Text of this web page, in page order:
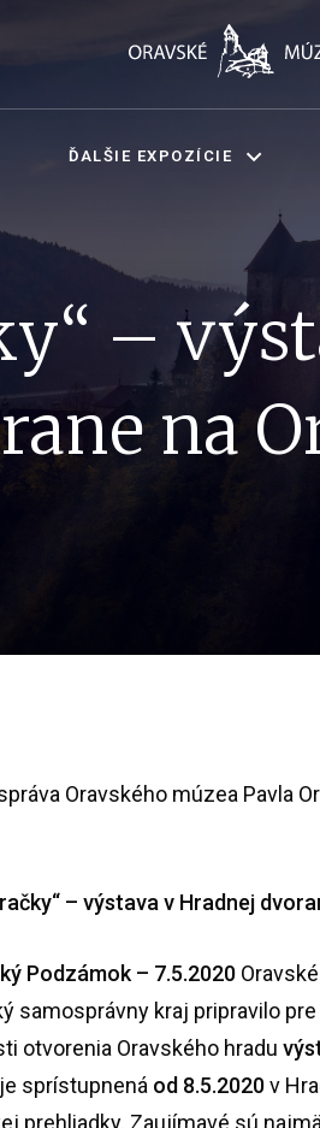
ĎALŠIE EXPOZÍCIE
–
na
Oravského múzea Pavla
– výstava v Hradnej
Podzámok – 7.5.2020
samosprávny kraj pripravilo
otvorenia Oravského hradu
sprístupnená od 8.5.2020v
prehliadky. Zaujímavé sú